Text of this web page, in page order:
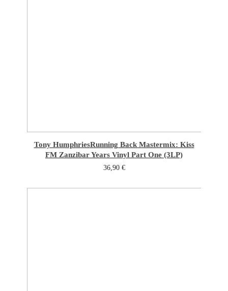
Tony HumphriesRunning Back Mastermix: Kiss
FM Zanzibar Years Vinyl Part One (3LP)
36,90 €